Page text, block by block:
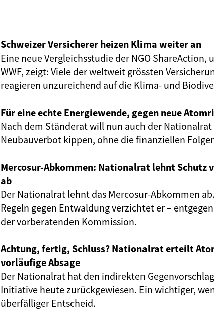
Schweizer Versicherer heizen Klima weiter an
Eine neue Vergleichsstudie der NGO ShareAction,
WWF, zeigt: Viele der weltweit grössten
reagieren unzureichend auf die Klima- und
Für eine echte Energiewende, gegen neue
Nach dem Ständerat will nun auch der Nationalrat
Neubauverbot kippen, ohne die finanziellen
Mercosur-Abkommen: Nationalrat lehnt Schutz
ab
Der Nationalrat lehnt das Mercosur-Abkommen
Regeln gegen Entwaldung verzichtet er –
der vorberatenden Kommission.
Achtung, fertig, Schluss? Nationalrat erteilt
vorläufige Absage
Der Nationalrat hat den indirekten
Initiative heute zurückgewiesen. Ein wichtiger,
überfälliger Entscheid.